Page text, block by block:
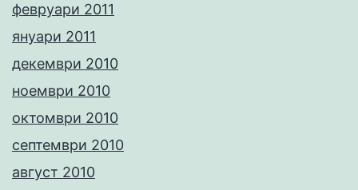
февруари 2011
януари 2011
декември 2010
ноември 2010
октомври 2010
септември 2010
август 2010